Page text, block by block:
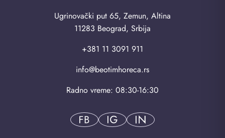
Ugrinovački put 65, Zemun, Altina
11283 Beograd, Srbija
+381 11 3091 911
info@beotimhoreca.rs
Radno vreme: 08:30-16:30